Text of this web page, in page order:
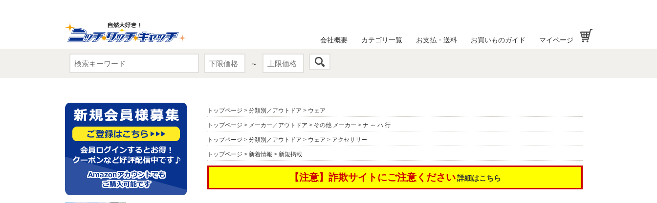
～
会社概要 カテゴリ一覧 お支払・送料 お買いものガイド マイページ
トップページ > 分類別／アウトドア > ウェア
トップページ > メーカー／アウトドア > その他 メーカー > ナ ～ ハ 行
トップページ > 分類別／アウトドア > ウェア > アクセサリー
トップページ > 新着情報 > 新規掲載
【注意】詐欺サイトにご注意ください 詳細はこちら